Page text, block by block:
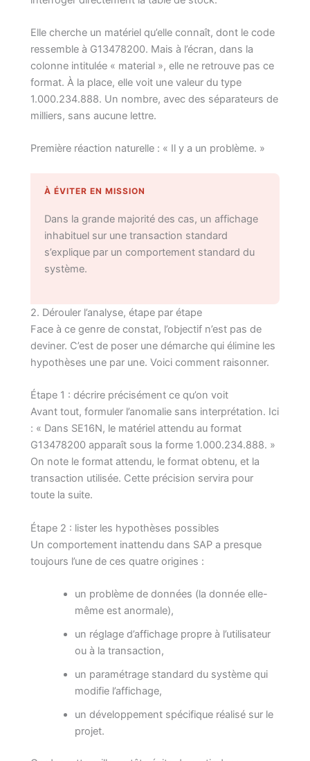
Elle cherche un matériel qu’elle connaît, dont le code
ressemble à G13478200. Mais à l’écran, dans la
colonne intitulée « material », elle ne retrouve pas ce
format. À la place, elle voit une valeur du type
1.000.234.888. Un nombre, avec des séparateurs de
milliers, sans aucune lettre.
Première réaction naturelle : « Il y a un problème. »
À ÉVITER EN MISSION
Dans la grande majorité des cas, un affichage
inhabituel sur une transaction standard
s’explique par un comportement standard du
système.
2. Dérouler l’analyse, étape par étape
Face à ce genre de constat, l’objectif n’est pas de
deviner. C’est de poser une démarche qui élimine les
hypothèses une par une. Voici comment raisonner.
Étape 1 : décrire précisément ce qu’on voit
Avant tout, formuler l’anomalie sans interprétation. Ici
: « Dans SE16N, le matériel attendu au format
G13478200 apparaît sous la forme 1.000.234.888. »
On note le format attendu, le format obtenu, et la
transaction utilisée. Cette précision servira pour
toute la suite.
Étape 2 : lister les hypothèses possibles
Un comportement inattendu dans SAP a presque
toujours l’une de ces quatre origines :
un problème de données (la donnée elle-
même est anormale),
un réglage d’affichage propre à l’utilisateur
ou à la transaction,
un paramétrage standard du système qui
modifie l’affichage,
un développement spécifique réalisé sur le
projet.